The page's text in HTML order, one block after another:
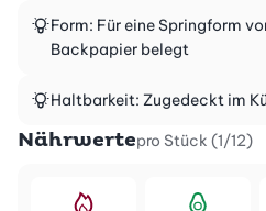
Form: Für eine Springform
Backpapier belegt
Haltbarkeit: Zugedeckt im
Nährwertepro Stück (1/12)